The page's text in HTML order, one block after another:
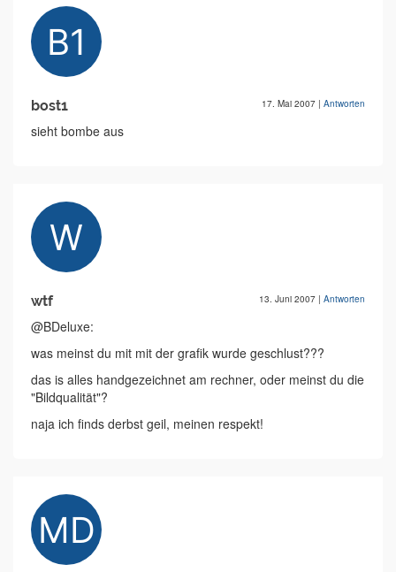
bost1 17. Mai 2007 | Antworten
sieht bombe aus
wtf 13. Juni 2007 | Antworten
@BDeluxe:
was meinst du mit mit der grafik wurde geschlust???
das is alles handgezeichnet am rechner, oder meinst du die
"Bildqualität"?
naja ich finds derbst geil, meinen respekt!